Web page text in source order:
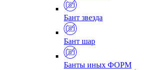
Бант звезда
Бант шар
Банты иных ФОРМ